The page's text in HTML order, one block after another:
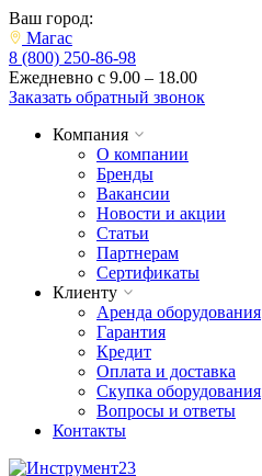
Ваш город:
Магас
8 (800) 250-86-98
Ежедневно с 9.00 – 18.00
Заказать обратный звонок
Компания
О компании
Бренды
Вакансии
Новости и акции
Статьи
Партнерам
Сертификаты
Клиенту
Аренда оборудования
Гарантия
Кредит
Оплата и доставка
Скупка оборудования
Вопросы и ответы
Контакты